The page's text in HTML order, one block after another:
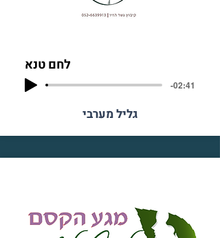
לחם טנא
-02:41
גליל מערבי